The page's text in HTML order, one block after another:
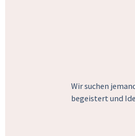
Wir suchen
begeistert und